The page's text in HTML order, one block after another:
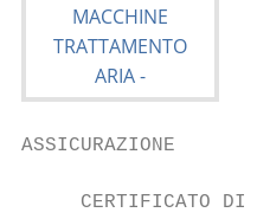
ASSICURAZIONE
CERTIFICATO DI